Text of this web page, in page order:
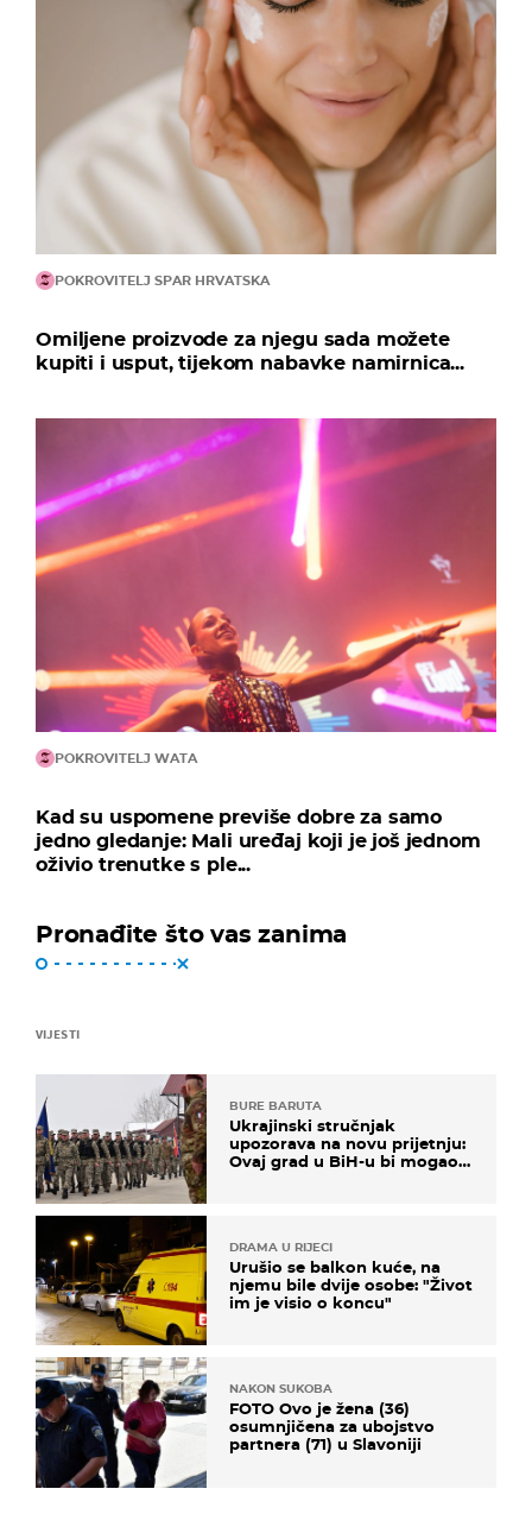
POKROVITELJ SPAR HRVATSKA
Omiljene proizvode za njegu sada možete
kupiti i usput, tijekom nabavke namirnica...
POKROVITELJ WATA
Kad su uspomene previše dobre za samo
jedno gledanje: Mali uređaj koji je još jednom
oživio trenutke s ple...
Pronađite što vas zanima
VIJESTI
BURE BARUTA
Ukrajinski stručnjak
upozorava na novu prijetnju:
Ovaj grad u BiH-u bi mogao
DRAMA U RIJECI
Urušio se balkon kuće, na
njemu bile dvije osobe: "Život
im je visio o koncu"
NAKON SUKOBA
FOTO Ovo je žena (36)
osumnjičena za ubojstvo
partnera (71) u Slavoniji